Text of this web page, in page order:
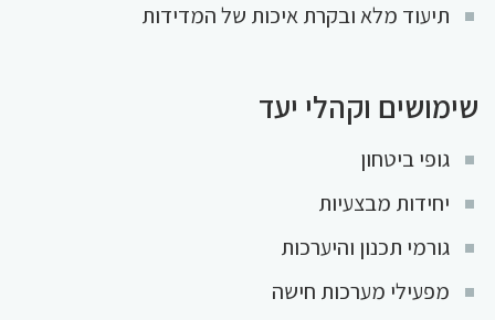
תיעוד מלא ובקרת איכות של המדידות
שימושים וקהלי יעד
גופי ביטחון
יחידות מבצעיות
גורמי תכנון והיערכות
מפעילי מערכות חישה